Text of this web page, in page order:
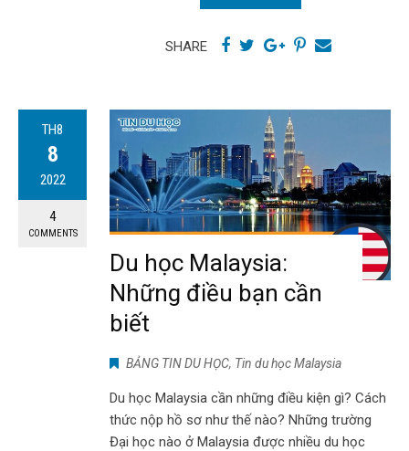
SHARE
TH8
8
2022
4
COMMENTS
Du học Malaysia:
Những điều bạn cần
biết
BẢNG TIN DU HỌC, Tin du học Malaysia
Du học Malaysia cần những điều kiện gì? Cách
thức nộp hồ sơ như thế nào? Những trường
Đại học nào ở Malaysia được nhiều du học